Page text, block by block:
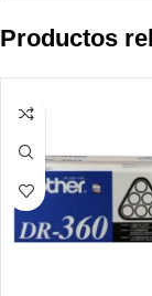
Productos